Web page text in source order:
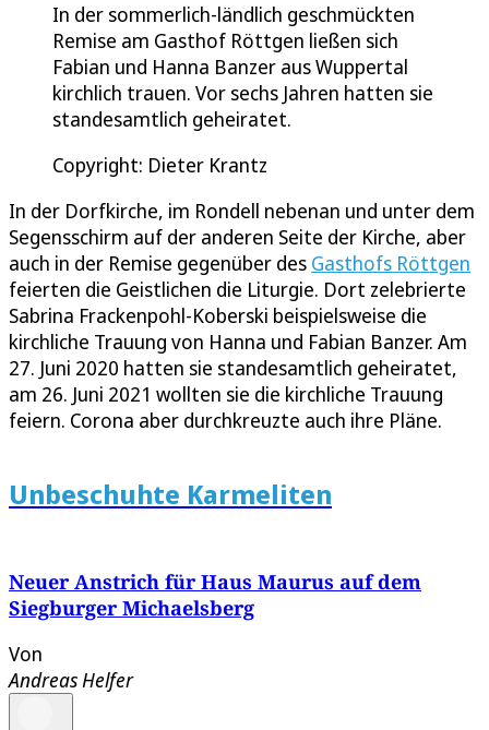
In der sommerlich-ländlich geschmückten
Remise am Gasthof Röttgen ließen sich
Fabian und Hanna Banzer aus Wuppertal
kirchlich trauen. Vor sechs Jahren hatten sie
standesamtlich geheiratet.
Copyright: Dieter Krantz
In der Dorfkirche, im Rondell nebenan und unter dem
Segensschirm auf der anderen Seite der Kirche, aber
auch in der Remise gegenüber des Gasthofs Röttgen
feierten die Geistlichen die Liturgie. Dort zelebrierte
Sabrina Frackenpohl-Koberski beispielsweise die
kirchliche Trauung von Hanna und Fabian Banzer. Am
27. Juni 2020 hatten sie standesamtlich geheiratet,
am 26. Juni 2021 wollten sie die kirchliche Trauung
feiern. Corona aber durchkreuzte auch ihre Pläne.
Unbeschuhte Karmeliten
Neuer Anstrich für Haus Maurus auf dem
Siegburger Michaelsberg
Von
Andreas Helfer